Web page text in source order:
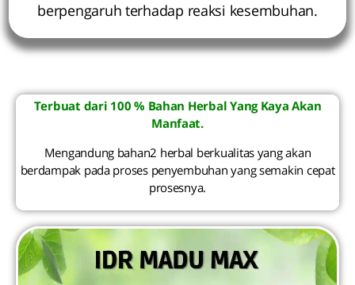
berpengaruh terhadap reaksi kesembuhan.
Terbuat dari 100 % Bahan Herbal Yang Kaya Akan
Manfaat.
Mengandung bahan2 herbal berkualitas yang akan
berdampak pada proses penyembuhan yang semakin cepat
prosesnya.